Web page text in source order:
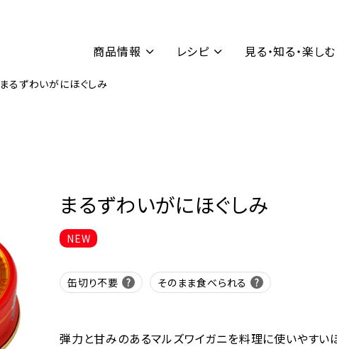
商品情報 レシピ 見る・知る・楽しむ
まるずわいがにほぐしみ
まるずわいがにほぐしみ
NEW
缶切り不要 そのまま食べられる
弾力と甘みのあるマルズワイガニを料理に使いやすい